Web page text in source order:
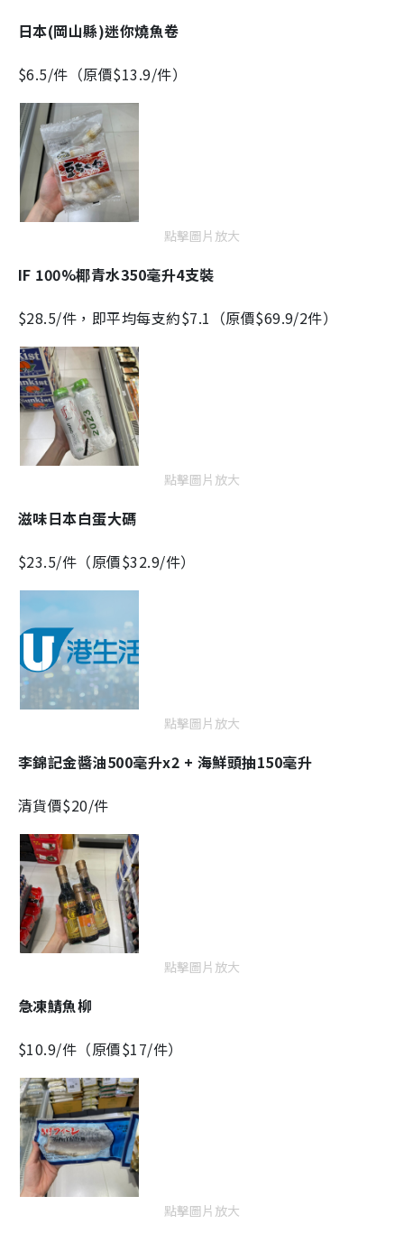
日本(岡山縣)迷你燒魚卷
$6.5/件（原價$13.9/件）
點擊圖片放大
IF 100%椰青水350毫升4支裝
$28.5/件，即平均每支約$7.1（原價$69.9/2件）
點擊圖片放大
滋味日本白蛋大碼
$23.5/件（原價$32.9/件）
點擊圖片放大
李錦記金醬油500毫升x2 + 海鮮頭抽150毫升
清貨價$20/件
點擊圖片放大
急凍鯖魚柳
$10.9/件（原價$17/件）
點擊圖片放大